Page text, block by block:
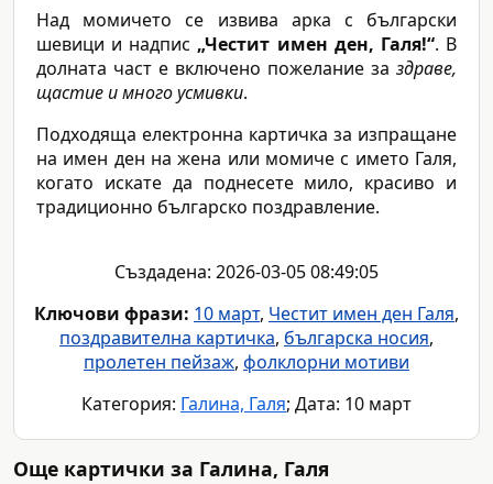
Над момичето се извива арка с български
шевици и надпис „Честит имен ден, Галя!“. В
долната част е включено пожелание за здраве,
щастие и много усмивки.
Подходяща електронна картичка за изпращане
на имен ден на жена или момиче с името Галя,
когато искате да поднесете мило, красиво и
традиционно българско поздравление.
Създадена: 2026-03-05 08:49:05
Ключови фрази: 10 март, Честит имен ден Галя,
поздравителна картичка, българска носия,
пролетен пейзаж, фолклорни мотиви
Категория: Галина, Галя; Дата: 10 март
Още картички за Галина, Галя